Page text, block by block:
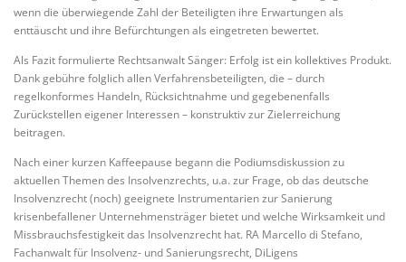
wenn die überwiegende Zahl der Beteiligten ihre Erwartungen als
enttäuscht und ihre Befürchtungen als eingetreten bewertet.
Als Fazit formulierte Rechtsanwalt Sänger: Erfolg ist ein kollektives Produkt.
Dank gebühre folglich allen Verfahrensbeteiligten, die – durch
regelkonformes Handeln, Rücksichtnahme und gegebenenfalls
Zurückstellen eigener Interessen – konstruktiv zur Zielerreichung
beitragen.
Nach einer kurzen Kaffeepause begann die Podiumsdiskussion zu
aktuellen Themen des Insolvenzrechts, u.a. zur Frage, ob das deutsche
Insolvenzrecht (noch) geeignete Instrumentarien zur Sanierung
krisenbefallener Unternehmensträger bietet und welche Wirksamkeit und
Missbrauchsfestigkeit das Insolvenzrecht hat. RA Marcello di Stefano,
Fachanwalt für Insolvenz- und Sanierungsrecht, DiLigens